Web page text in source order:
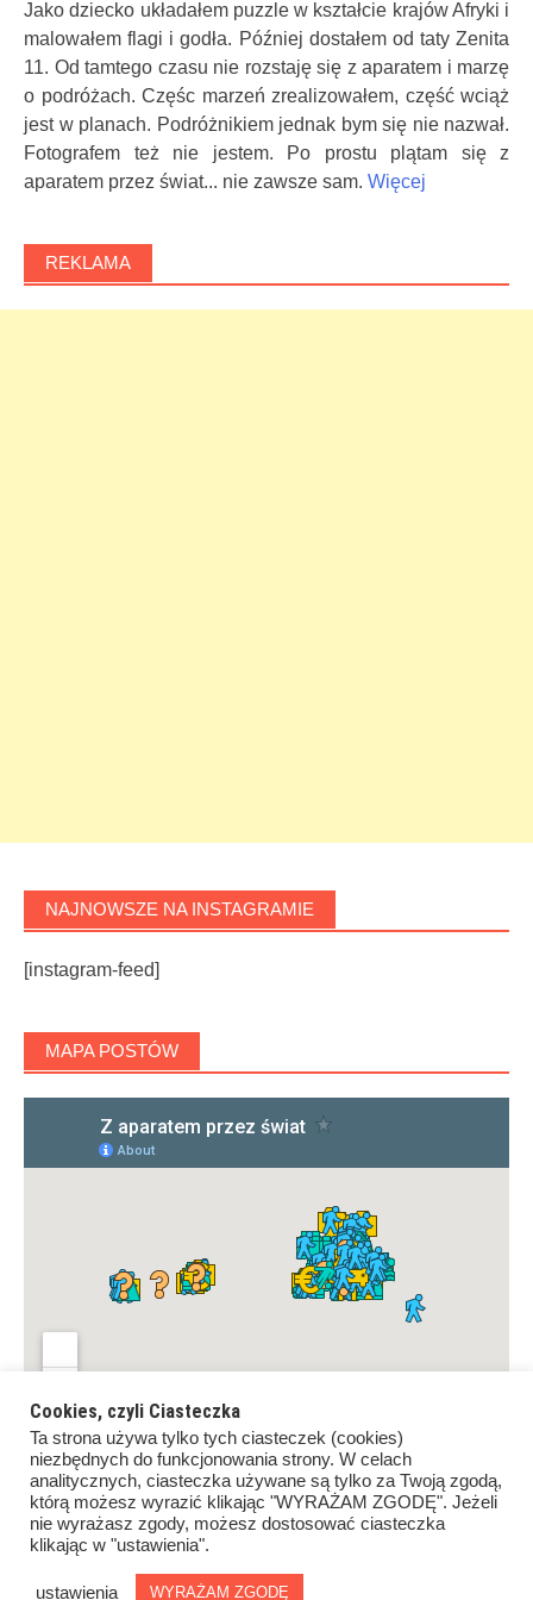
Jako dziecko układałem puzzle w kształcie krajów Afryki i
malowałem flagi i godła. Później dostałem od taty Zenita
11. Od tamtego czasu nie rozstaję się z aparatem i marzę
o podróżach. Częśc marzeń zrealizowałem, część wciąż
jest w planach. Podróżnikiem jednak bym się nie nazwał.
Fotografem też nie jestem. Po prostu plątam się z
aparatem przez świat... nie zawsze sam. Więcej
REKLAMA
NAJNOWSZE NA INSTAGRAMIE
[instagram-feed]
MAPA POSTÓW
Proudly powered byWordPress.|Theme: Awaken by
Cookies, czyli Ciasteczka
Ta strona używa tylko tych ciasteczek (cookies)
niezbędnych do funkcjonowania strony. W celach
analitycznych, ciasteczka używane są tylko za Twoją zgodą,
którą możesz wyrazić klikając "WYRAŻAM ZGODĘ". Jeżeli
nie wyrażasz zgody, możesz dostosować ciasteczka
klikając w "ustawienia".
ustawienia WYRAŻAM ZGODĘ